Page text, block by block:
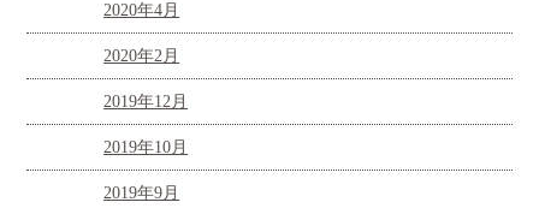
2020年4月
2020年2月
2019年12月
2019年10月
2019年9月